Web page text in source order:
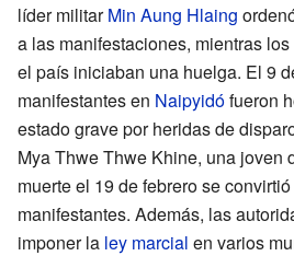
líder militarMin Aung Hlaing
a las manifestaciones, mientras
el país iniciaban una huelga. El 9
manifestantes en Naipyidófueron
estado grave por heridas de
Mya Thwe Thwe Khine, una joven
muerte el 19 de febrero se
manifestantes. Además, las
imponer la ley marcial en varios